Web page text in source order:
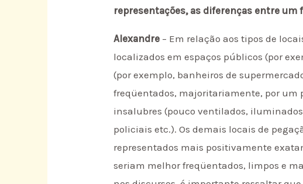
representações, as diferenças entre um
Alexandre – Em relação aos tipos de
localizados em espaços públicos (por
(por exemplo, banheiros de
freqüentados, majoritariamente, por um
insalubres (pouco ventilados,
policiais etc.). Os demais locais de
representados mais positivamente
seriam melhor freqüentados, limpos e